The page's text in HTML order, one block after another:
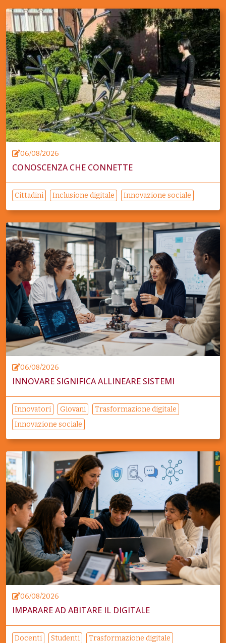
06/08/2026
CONOSCENZA CHE CONNETTE
Cittadini Inclusione digitale Innovazione sociale
06/08/2026
INNOVARE SIGNIFICA ALLINEARE SISTEMI
Innovatori Giovani
Trasformazione digitale
Innovazione sociale
06/08/2026
IMPARARE AD ABITARE IL DIGITALE
Docenti Studenti
Trasformazione digitale